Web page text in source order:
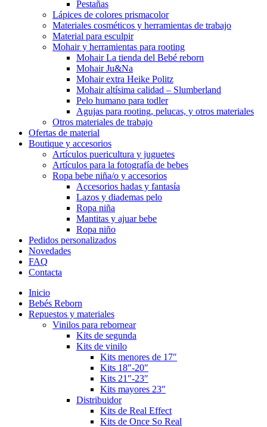
Pestañas
Lápices de colores prismacolor
Materiales cosméticos y herramientas de trabajo
Material para esculpir
Mohair y herramientas para rooting
Mohair La tienda del Bebé reborn
Mohair Ju&Na
Mohair extra Heike Politz
Mohair altísima calidad – Slumberland
Pelo humano para todler
Agujas para rooting, pelucas, y otros materiales
Otros materiales de trabajo
Ofertas de material
Boutique y accesorios
Artículos puericultura y juguetes
Artículos para la fotografía de bebes
Ropa bebe niña/o y accesorios
Accesorios hadas y fantasía
Lazos y diademas pelo
Ropa niña
Mantitas y ajuar bebe
Ropa niño
Pedidos personalizados
Novedades
FAQ
Contacta
Inicio
Bebés Reborn
Repuestos y materiales
Vinilos para rebornear
Kits de segunda
Kits de vinilo
Kits menores de 17″
Kits 18″-20″
Kits 21″-23″
Kits mayores 23″
Distribuidor
Kits de Real Effect
Kits de Once So Real